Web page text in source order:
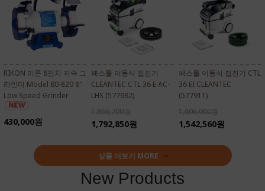
RIKON 리콘 8인치 저속 그
라인더 Model 80-820 8″
Low Speed Grinder
430,000원
페스툴 이동식 집진기
CLEANTEC CTL 36 E AC-
LHS (577982)
1,866,700원
1,792,850원
페스툴 이동식 집진기 CTL
36 EI CLEANTEC
(577911)
1,606,000원
1,542,560원
상품 더보기 MORE
New Products